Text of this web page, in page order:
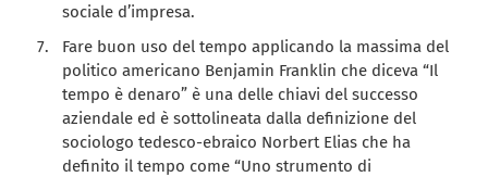
sociale d’impresa.
Fare buon uso del tempo applicando la massima del
politico americano Benjamin Franklin che diceva “Il
tempo è denaro” è una delle chiavi del successo
aziendale ed è sottolineata dalla definizione del
sociologo tedesco-ebraico Norbert Elias che ha
definito il tempo come “Uno strumento di